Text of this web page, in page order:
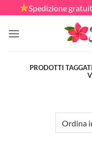
ai
contenuti
Spedizione
PRODOTTI